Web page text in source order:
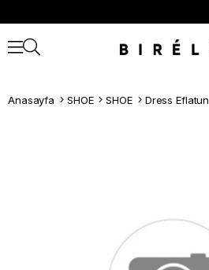
Anasayfa SHOE SHOE Dress Eflatun